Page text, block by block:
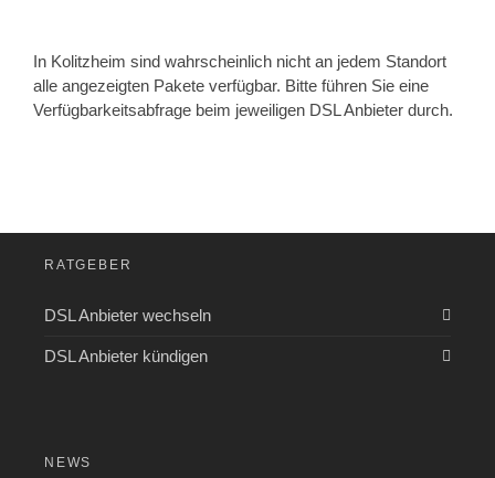
In Kolitzheim sind wahrscheinlich nicht an jedem Standort
alle angezeigten Pakete verfügbar. Bitte führen Sie eine
Verfügbarkeitsabfrage beim jeweiligen DSL Anbieter durch.
RATGEBER
DSL Anbieter wechseln
DSL Anbieter kündigen
NEWS